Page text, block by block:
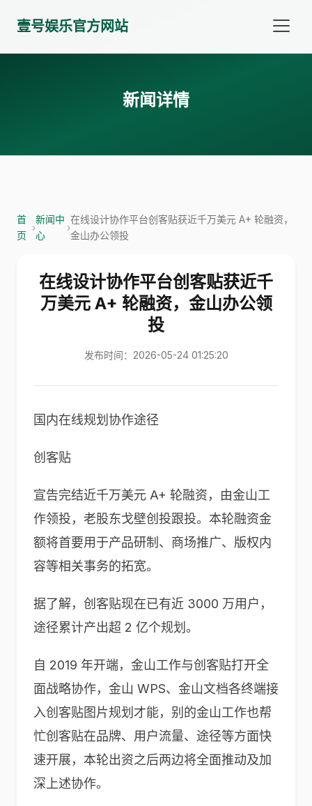
壹号娱乐官方网站
新闻详情
首
页
›
新闻中
心
›
在线设计协作平台创客贴获近千万美元 A+ 轮融资，
金山办公领投
在线设计协作平台创客贴获近千
万美元 A+ 轮融资，金山办公领
投
发布时间：2026-05-24 01:25:20
国内在线规划协作途径
创客贴
宣告完结近千万美元 A+ 轮融资，由金山工
作领投，老股东戈壁创投跟投。本轮融资金
额将首要用于产品研制、商场推广、版权内
容等相关事务的拓宽。
据了解，创客贴现在已有近 3000 万用户，
途径累计产出超 2 亿个规划。
自 2019 年开端，金山工作与创客贴打开全
面战略协作，金山 WPS、金山文档各终端接
入创客贴图片规划才能，别的金山工作也帮
忙创客贴在品牌、用户流量、途径等方面快
速开展，本轮出资之后两边将全面推动及加
深上述协作。